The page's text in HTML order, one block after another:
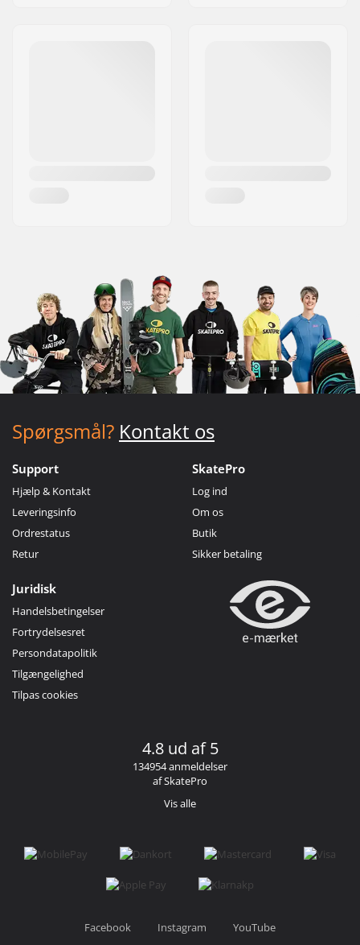
Spørgsmål? Kontakt os
Support
Hjælp & Kontakt
Leveringsinfo
Ordrestatus
Retur
SkatePro
Log ind
Om os
Butik
Sikker betaling
Juridisk
Handelsbetingelser
Fortrydelsesret
Persondatapolitik
Tilgængelighed
Tilpas cookies
4.8 ud af 5
134954 anmeldelser
af SkatePro
Vis alle
Facebook Instagram YouTube